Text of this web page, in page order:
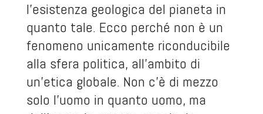
l’esistenza geologica del pianeta in
quanto tale. Ecco perché non è un
fenomeno unicamente riconducibile
alla sfera politica, all’ambito di
un’etica globale. Non c’è di mezzo
solo l’uomo in quanto uomo, ma